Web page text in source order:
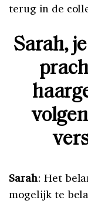
terug in de
Sarah,
Sarah: Het
mogelijk te